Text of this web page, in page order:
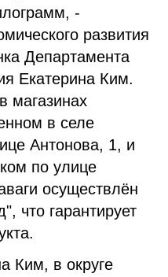
-
развития
Департамента
Екатерина Ким.
магазинах
в селе
Антонова, 1, и
по улице
осуществлён
что гарантирует
Ким, в округе